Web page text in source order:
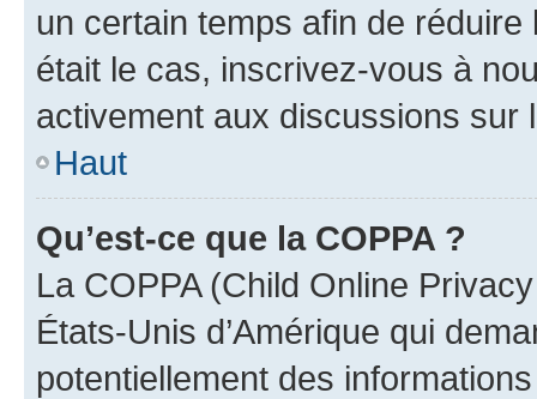
un certain temps afin de
était le cas, inscrivez-vous à
activement aux discussions sur
Haut
Qu’est-ce que la COPPA ?
La COPPA (Child Online
États-Unis d’Amérique qui
potentiellement des